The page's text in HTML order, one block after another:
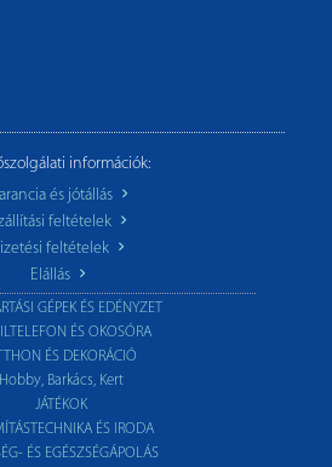
információk:
és jótállás
feltételek
feltételek
Elállás
GÉPEK ÉS EDÉNYZET
ÉS OKOSÓRA
ÉS DEKORÁCIÓ
Hobby, Barkács, Kert
JÁTÉKOK
ÉS IRODA
ÉS EGÉSZSÉGÁPOLÁS